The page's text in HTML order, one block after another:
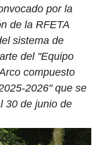
por la
de la RFETA
sistema de
del "Equipo
compuesto
2026" que se
30 de junio de